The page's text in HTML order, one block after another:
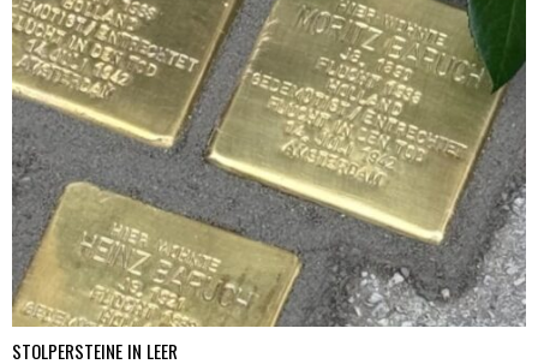
STOLPERSTEINE IN LEER